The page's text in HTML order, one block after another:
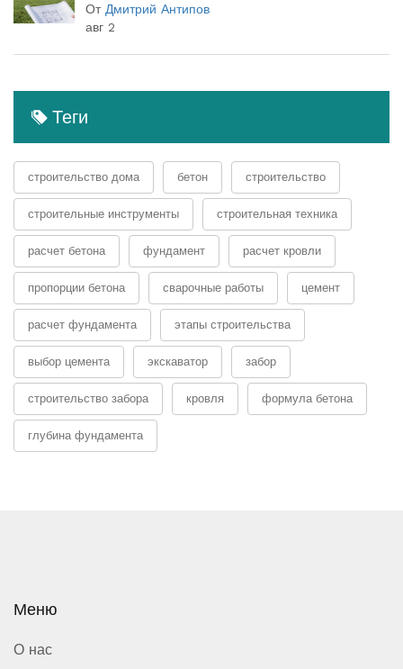
От Дмитрий Антипов
авг 2
Теги
строительство дома бетон строительство
строительные инструменты строительная техника
расчет бетона фундамент расчет кровли
пропорции бетона сварочные работы цемент
расчет фундамента этапы строительства
выбор цемента экскаватор забор
строительство забора кровля формула бетона
глубина фундамента
Меню
О нас